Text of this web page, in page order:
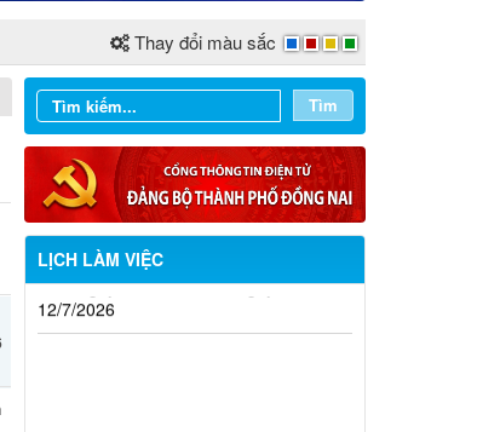
Thay đổi màu sắc
Tìm
LỊCH LÀM VIỆC
Từ ngày 03/8/2026 đến ngày
09/8/2026